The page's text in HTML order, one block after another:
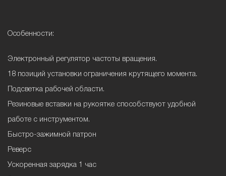
Особенности:
Электронный регулятор частоты вращения.
18 позиций установки ограничения крутящего момента.
Подсветка рабочей области.
Резиновые вставки на рукоятке способствуют удобной
работе с инструментом.
Быстро-зажимной патрон
Реверс
Ускоренная зарядка 1 час